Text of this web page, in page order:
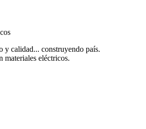
y calidad... construyendo país.
materiales eléctricos.